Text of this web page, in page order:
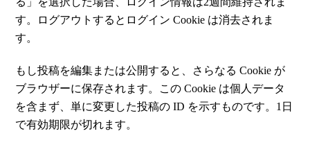
す。ログアウトするとログイン Cookie は消去されま
す。
もし投稿を編集または公開すると、さらなる Cookie が
ブラウザーに保存されます。この Cookie は個人データ
を含まず、単に変更した投稿の ID を示すものです。1日
で有効期限が切れます。